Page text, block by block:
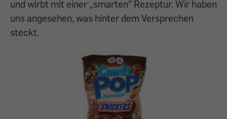
und wirbt mit einer „smarten" Rezeptur. Wir haben
uns angesehen, was hinter dem Versprechen
steckt.